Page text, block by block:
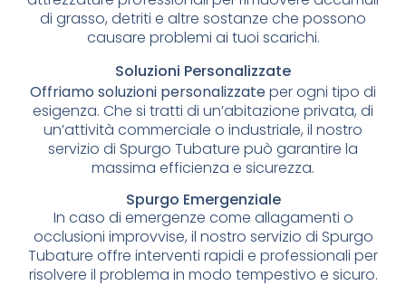
di grasso, detriti e altre sostanze che possono
causare problemi ai tuoi scarichi.
Soluzioni Personalizzate
Offriamo soluzioni personalizzateper ogni tipo di
esigenza. Che si tratti di un’abitazione privata, di
un’attività commerciale o industriale, il nostro
servizio di Spurgo Tubature può garantire la
massima efficienza e sicurezza.
Spurgo Emergenziale
In caso di emergenze come allagamenti o
occlusioni improvvise, il nostro servizio di Spurgo
Tubature offre interventi rapidi e professionali per
risolvere il problema in modo tempestivo e sicuro.